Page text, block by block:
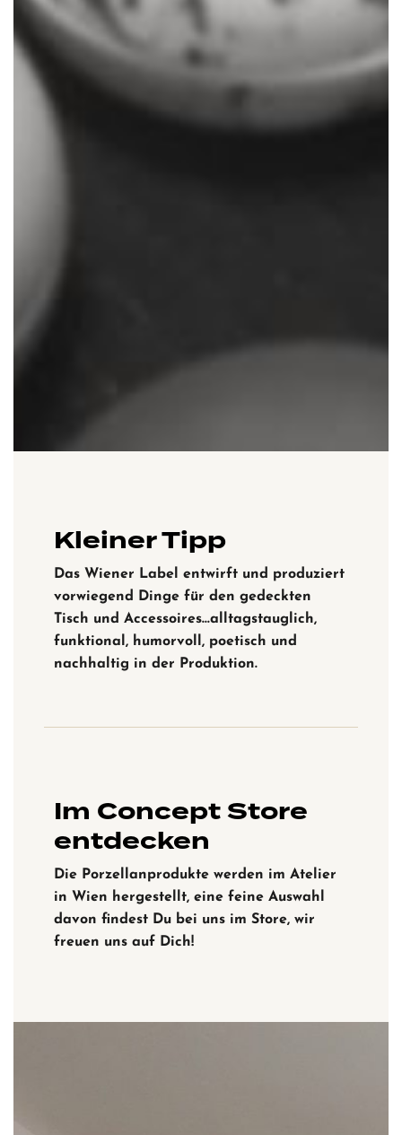
Kleiner Tipp
Das Wiener Label entwirft und produziert
vorwiegend Dinge für den gedeckten
Tisch und Accessoires…alltagstauglich,
funktional, humorvoll, poetisch und
nachhaltig in der Produktion.
Im Concept Store
entdecken
Die Porzellanprodukte werden im Atelier
in Wien hergestellt, eine feine Auswahl
davon findest Du bei uns im Store, wir
freuen uns auf Dich!